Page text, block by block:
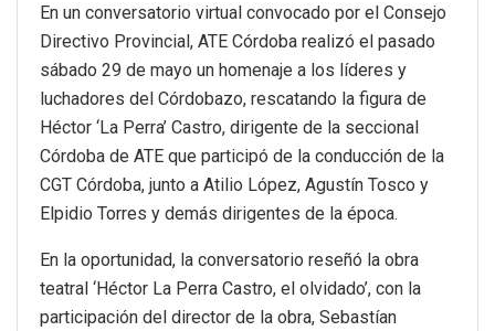
En un conversatorio virtual convocado por el Consejo
Directivo Provincial, ATE Córdoba realizó el pasado
sábado 29 de mayo un homenaje a los líderes y
luchadores del Córdobazo, rescatando la figura de
Héctor ‘La Perra’ Castro, dirigente de la seccional
Córdoba de ATE que participó de la conducción de la
CGT Córdoba, junto a Atilio López, Agustín Tosco y
Elpidio Torres y demás dirigentes de la época.
En la oportunidad, la conversatorio reseñó la obra
teatral ‘Héctor La Perra Castro, el olvidado’, con la
participación del director de la obra, Sebastían